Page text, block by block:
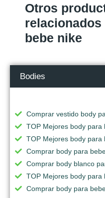
Otros
relacionados
bebe nike
Bodies
Comprar vestido body
TOP Mejores body para
TOP Mejores body para
Comprar body para
Comprar body blanco
TOP Mejores body para
Comprar body para